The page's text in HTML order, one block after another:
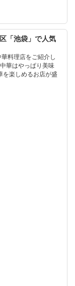
「池袋」で人気
料理店をご紹介し
華はやっぱり美味
を楽しめるお店が盛